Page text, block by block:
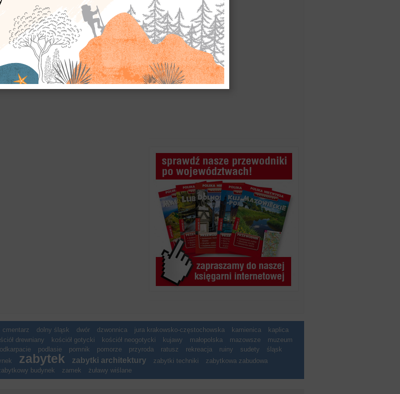
cmentarz dolny śląsk dwór dzwonnica jura krakowsko-częstochowska kamienica
kaplica
drewniany kościół gotycki kościół neogotycki kujawy małopolska mazowsze
muzeum
podlasie pomnik pomorze przyroda ratusz rekreacja ruiny sudety śląsk
zabytek zabytki architektury zabytki techniki
zabytkowa zabudowa
budynek
zamek żuławy wiślane